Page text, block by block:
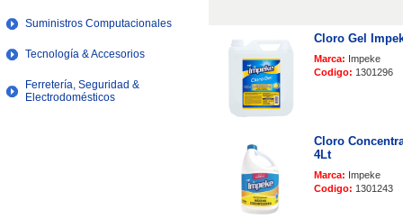
Suministros Computacionales
Tecnología & Accesorios
Ferretería, Seguridad &
Electrodomésticos
Cloro Gel
Marca: Impeke
Codigo: 1301296
Cloro
4Lt
Marca: Impeke
Codigo: 1301243